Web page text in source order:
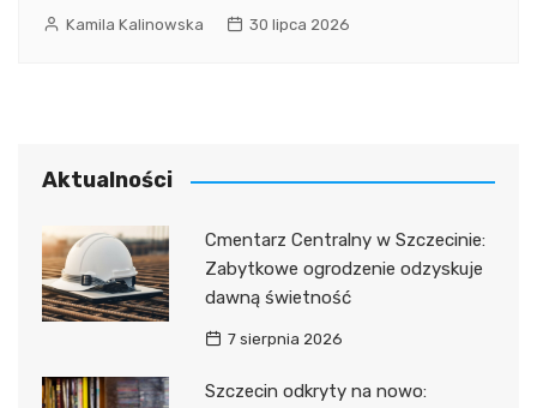
Kamila Kalinowska 30 lipca 2026
Aktualności
Cmentarz Centralny w Szczecinie:
Zabytkowe ogrodzenie odzyskuje
dawną świetność
7 sierpnia 2026
Szczecin odkryty na nowo: